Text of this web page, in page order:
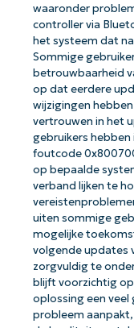
waaronder
controller via
het systeem dat
Sommige
betrouwbaarheid
op dat eerdere
wijzigingen
vertrouwen in het
gebruikers
foutcode
op bepaalde
verband lijken te
uiten sommige
mogelijke
volgende updates
zorgvuldig te
blijft voorzichtig
oplossing een
probleem